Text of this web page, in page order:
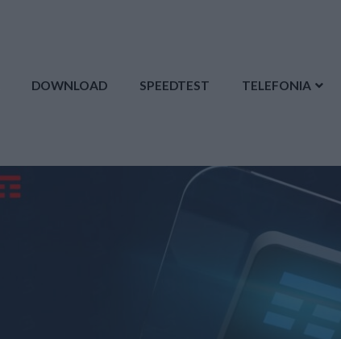
DOWNLOAD SPEEDTEST TELEFONIA